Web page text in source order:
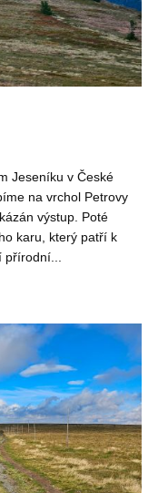
Jeseníku v České
na vrchol Petrovy
výstup. Poté
karu, který patří k